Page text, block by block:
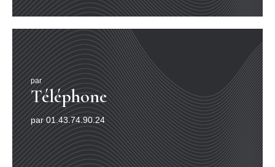
par
Téléphone
par 01.43.74.90.24